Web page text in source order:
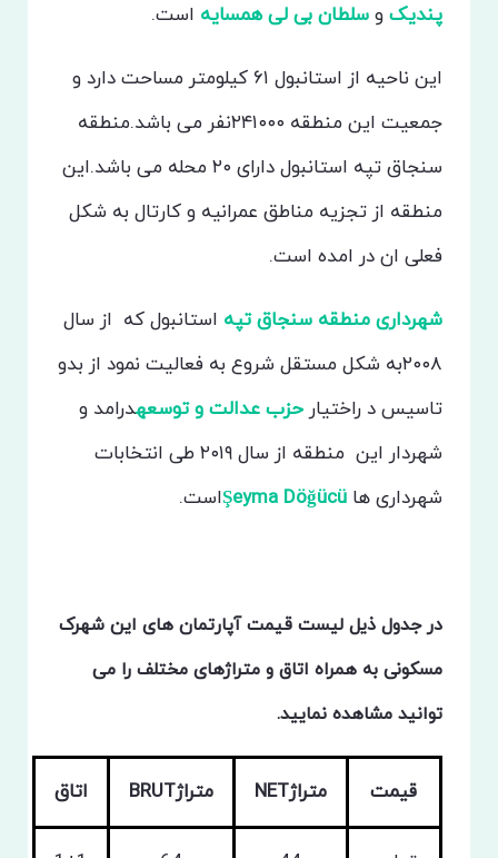
پندیک وسلطان بی لی همسایه است.
این ناحیه از استانبول ۶۱ کیلومتر مساحت دارد و
جمعیت این منطقه ۲۴۱۰۰۰نفر می باشد.منطقه
سنجاق تپه استانبول دارای ۲۰ محله می باشد.این
منطقه از تجزیه مناطق عمرانیه و کارتال به شکل
فعلی ان در امده است.
شهرداری منطقه سنجاق تپه استانبول که از سال
۲۰۰۸به شکل مستقل شروع به فعالیت نمود از بدو
تاسیس د راختیارحزب عدالت و توسعهدرامد و
شهردار این منطقه از سال ۲۰۱۹ طی انتخابات
شهرداری هاŞeyma Döğücüاست.
در جدول ذیل لیست قیمت آپارتمان های این شهرک
مسکونی به همراه اتاق و متراژهای مختلف را می
توانید مشاهده نمایید.
قیمت متراژNET متراژBRUT اتاق